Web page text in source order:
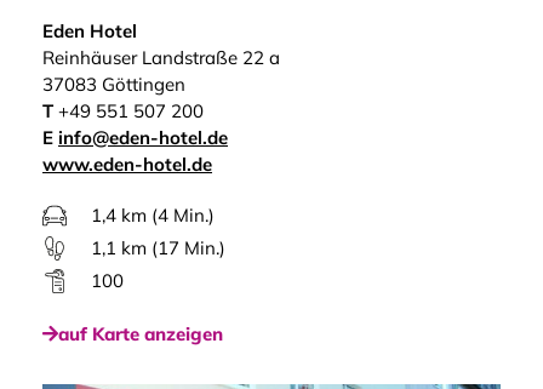
Eden Hotel
Reinhäuser Landstraße 22 a
37083 Göttingen
T+49 551 507 200
E info@eden-hotel.de
www.eden-hotel.de
1,4 km (4 Min.)
1,1 km (17 Min.)
100
auf Karte anzeigen